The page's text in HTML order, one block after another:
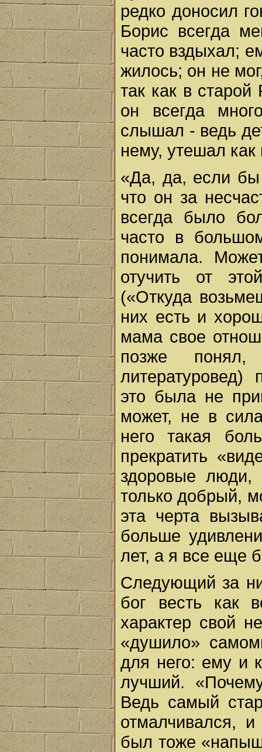
редко доносил
Борис всегда
часто вздыхал;
жилось; он не
так как в
он всегда
слышал - ведь
нему, утешал
«Да, да, если бы
что он за
всегда было
часто в
понимала.
отучить от
(«Откуда
них есть и
мама свое
позже
литературовед)
это была не
может, не в
него такая
прекратить
здоровые
только добрый,
эта черта
больше
лет, а я все еще
Следующий за
бог весть как
характер свой
«душило»
для него: ему и
лучший.
Ведь самый
отмалчивался,
был тоже